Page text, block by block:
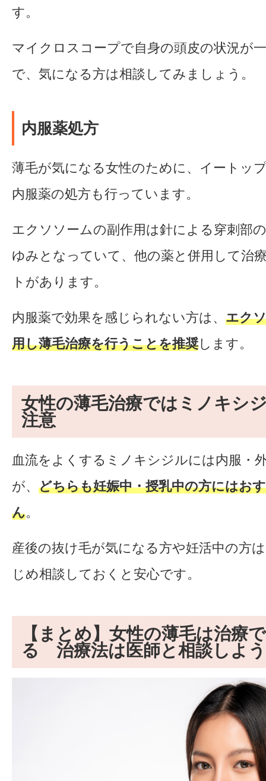
す。
マイクロスコープで自身の頭皮の状況が
で、気になる方は相談してみましょう。
内服薬処方
薄毛が気になる女性のために、イートッ
内服薬の処方も行っています。
エクソソームの副作用は針による穿刺部
ゆみとなっていて、他の薬と併用して治
トがあります。
内服薬で効果を感じられない方は、 エク
用し薄毛治療を行うことを推奨します。
女性の薄毛治療ではミノキシ
注意
血流をよくするミノキシジルには内服・
が、 どちらも妊娠中・授乳中の方にはお
ん。
産後の抜け毛が気になる方や妊活中の方
じめ相談しておくと安心です。
【まとめ】女性の薄毛は治療
る 治療法は医師と相談しよう